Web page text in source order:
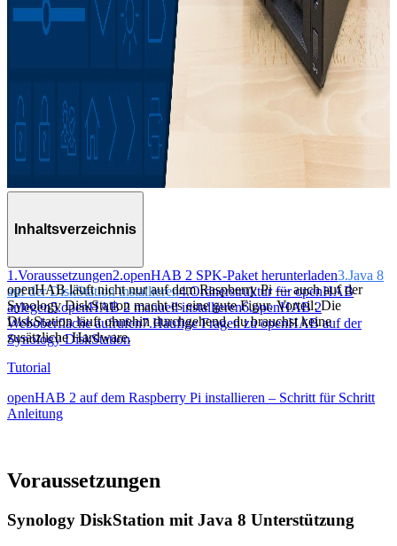
Inhaltsverzeichnis
1.Voraussetzungen2.openHAB 2 SPK-Paket herunterladen3.Java 8
auf der DiskStation installieren4.Ordnerstruktur für openHAB
anlegen5.openHAB 2 manuell installieren6.openHAB 2
Weboberfläche aufrufen7.Häufige Fragen zu openHAB auf der
Synology DiskStation
openHAB läuft nicht nur auf dem Raspberry Pi — auch auf der
Synology DiskStation macht es eine gute Figur. Vorteil: Die
DiskStation läuft ohnehin durchgehend, du brauchst keine
zusätzliche Hardware.
Tutorial
openHAB 2 auf dem Raspberry Pi installieren – Schritt für Schritt
Anleitung
Voraussetzungen
Synology DiskStation mit Java 8 Unterstützung